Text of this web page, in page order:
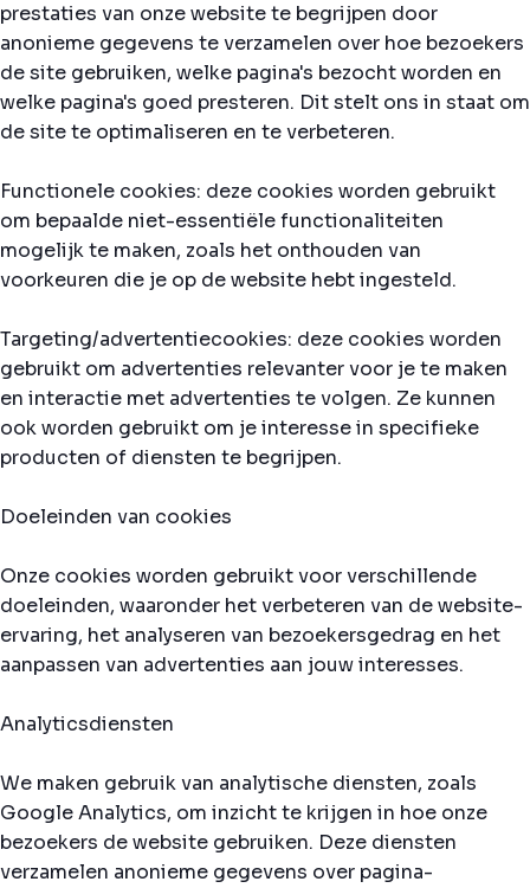
prestaties van onze website te begrijpen door
anonieme gegevens te verzamelen over hoe bezoekers
de site gebruiken, welke pagina's bezocht worden en
welke pagina's goed presteren. Dit stelt ons in staat om
de site te optimaliseren en te verbeteren.
Functionele cookies: deze cookies worden gebruikt
om bepaalde niet-essentiële functionaliteiten
mogelijk te maken, zoals het onthouden van
voorkeuren die je op de website hebt ingesteld.
Targeting/advertentiecookies: deze cookies worden
gebruikt om advertenties relevanter voor je te maken
en interactie met advertenties te volgen. Ze kunnen
ook worden gebruikt om je interesse in specifieke
producten of diensten te begrijpen.
Doeleinden van cookies
Onze cookies worden gebruikt voor verschillende
doeleinden, waaronder het verbeteren van de website-
ervaring, het analyseren van bezoekersgedrag en het
aanpassen van advertenties aan jouw interesses.
Analyticsdiensten
We maken gebruik van analytische diensten, zoals
Google Analytics, om inzicht te krijgen in hoe onze
bezoekers de website gebruiken. Deze diensten
verzamelen anonieme gegevens over pagina-